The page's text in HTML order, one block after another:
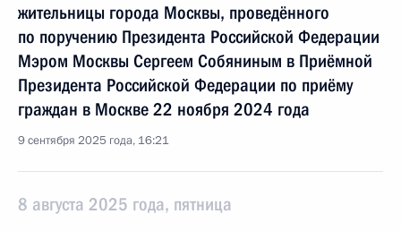
жительницы города Москвы, проведённого
по поручению Президента Российской Федерации
Мэром Москвы Сергеем Собяниным в Приёмной
Президента Российской Федерации по приёму
граждан в Москве 22 ноября 2024 года
9 сентября 2025 года, 16:21
8 августа 2025 года, пятница